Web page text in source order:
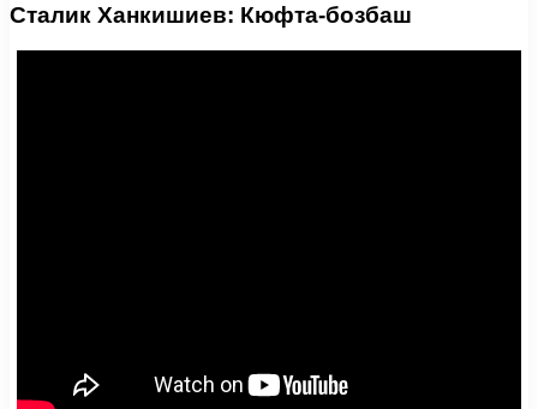
Сталик Ханкишиев: Кюфта-бозбаш